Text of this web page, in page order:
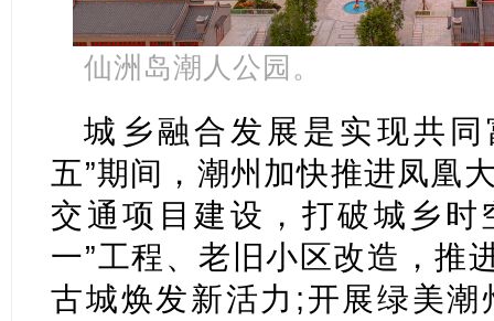
仙洲岛潮人公园。
城乡融合发展是实现共
五”期间，潮州加快推进凤凰
交通项目建设，打破城乡
一”工程、老旧小区改造，推
古城焕发新活力;开展绿美